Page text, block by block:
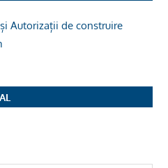
Autorizații de construire